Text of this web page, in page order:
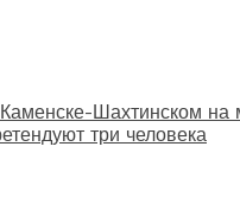
Шахтинском на
три человека